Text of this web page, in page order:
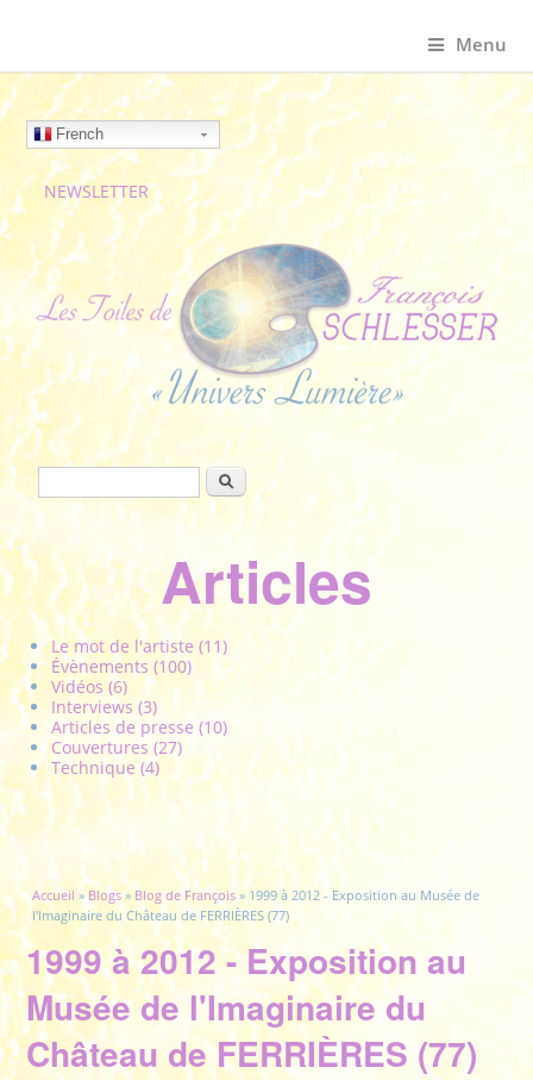
Menu
French
NEWSLETTER
Formulaire de recherche
Rechercher
Articles
Le mot de l'artiste (11)
Évènements (100)
Vidéos (6)
Interviews (3)
Articles de presse (10)
Couvertures (27)
Technique (4)
Vous êtes ici
Accueil»Blogs»Blog de François» 1999 à 2012 - Exposition au Musée de
l'Imaginaire du Château de FERRIÈRES (77)
1999 à 2012 - Exposition au
Musée de l'Imaginaire du
Château de FERRIÈRES (77)